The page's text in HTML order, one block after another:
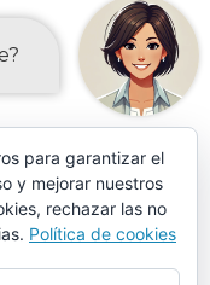
para garantizar el
y mejorar nuestros
rechazar las no
Política de cookies